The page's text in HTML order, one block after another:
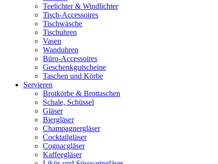
Teelichter & Windlichter
Tisch-Accessoires
Tischwäsche
Tischuhren
Vasen
Wanduhren
Büro-Accessoires
Geschenkgutscheine
Taschen und Körbe
Servieren
Brotkörbe & Brottaschen
Schale, Schüssel
Gläser
Biergläser
Champagnergläser
Cocktailgläser
Cognacgläser
Kaffeegläser